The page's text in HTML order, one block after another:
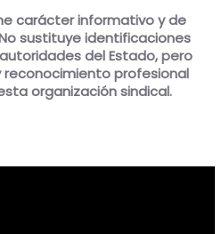
carácter informativo y de
sustituye identificaciones
del Estado, pero
profesional
organización sindical.